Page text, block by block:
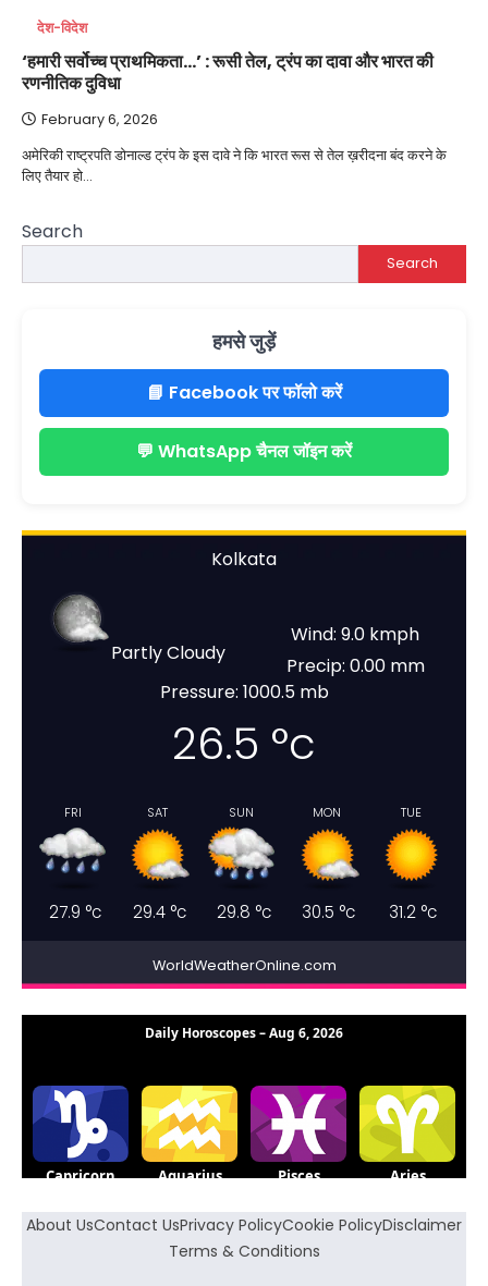
देश-विदेश
‘हमारी सर्वोच्च प्राथमिकता…’ : रूसी तेल, ट्रंप का दावा और भारत की
रणनीतिक दुविधा
February 6, 2026
अमेरिकी राष्ट्रपति डोनाल्ड ट्रंप के इस दावे ने कि भारत रूस से तेल ख़रीदना बंद करने के
लिए तैयार हो…
Search
Search
हमसे जुड़ें
📘 Facebook पर फॉलो करें
💬 WhatsApp चैनल जॉइन करें
Kolkata
Partly Cloudy
Wind: 9.0 kmph
Precip: 0.00 mm
Pressure: 1000.5 mb
26.5 °c
FRI
27.9 °c
SAT
29.4°c
SUN
29.8 °c
MON
30.5 °c
TUE
31.2 °c
WorldWeatherOnline.com
About UsContact UsPrivacy PolicyCookie PolicyDisclaimer
Terms & Conditions